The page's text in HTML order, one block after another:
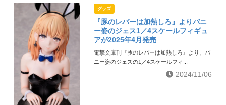
グッズ
『豚のレバーは加熱しろ』よりバニ
ー姿のジェス1／4スケールフィギュ
アが2025年4月発売
電撃文庫刊『豚のレバーは加熱しろ』より、バ
ニー姿のジェスの1／4スケールフィ...
2024/11/06